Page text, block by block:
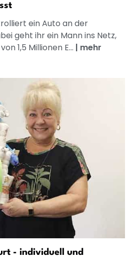
ein Auto an der
geht ihr ein Mann ins Netz,
1,5 Millionen E... | mehr
- individuell und